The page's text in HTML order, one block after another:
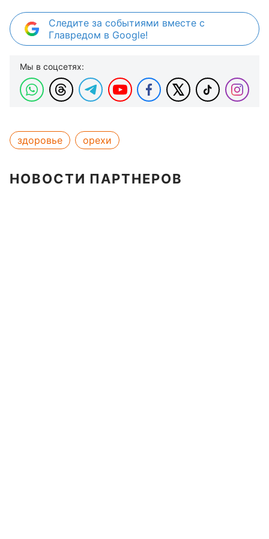
Следите за событиями вместе с
Главредом в Google!
Мы в соцсетях:
здоровье орехи
НОВОСТИ ПАРТНЕРОВ